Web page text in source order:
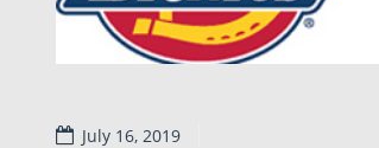
July 16, 2019